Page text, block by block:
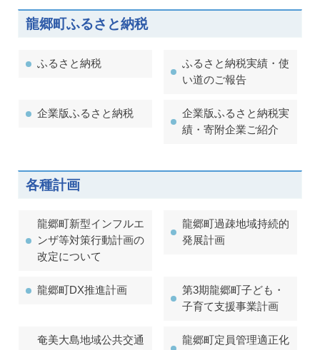
龍郷町ふるさと納税
ふるさと納税
ふるさと納税実績・使
い道のご報告
企業版ふるさと納税
企業版ふるさと納税実
績・寄附企業ご紹介
各種計画
龍郷町新型インフルエ
ンザ等対策行動計画の
改定について
龍郷町過疎地域持続的
発展計画
龍郷町DX推進計画
第3期龍郷町子ども・
子育て支援事業計画
奄美大島地域公共交通
龍郷町定員管理適正化